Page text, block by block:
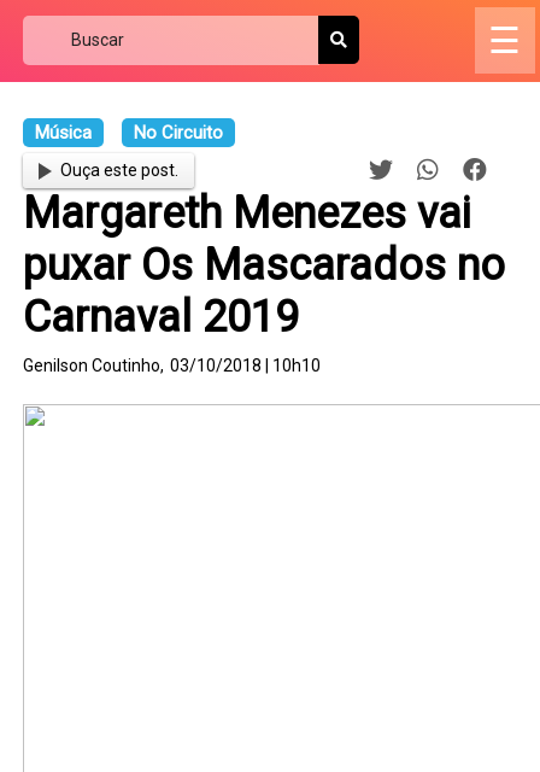
☰
Música No Circuito
Ouça este post.
Margareth Menezes vai
puxar Os Mascarados no
Carnaval 2019
Genilson Coutinho, 03/10/2018 | 10h10